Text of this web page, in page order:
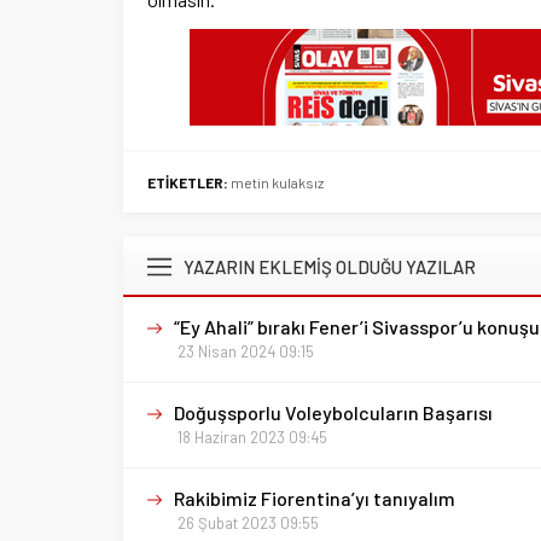
ETİKETLER: metin kulaksız
YAZARIN EKLEMİŞ OLDUĞU YAZILAR
“Ey Ahali” bırakı Fener’i Sivasspor’u
23 Nisan 2024 09:15
Doğuşsporlu Voleybolcuların Başarısı
18 Haziran 2023 09:45
Rakibimiz Fiorentina’yı tanıyalım
26 Şubat 2023 09:55